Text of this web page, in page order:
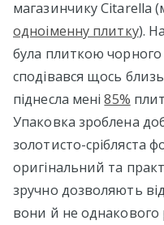
магазинчику Citarella
одноіменну плитку).
була плиткою
сподівався щось
піднесла мені85%
Упаковка зроблена
золотисто-срібляста
оригінальний та
зручно дозволяють
вони й не однакового